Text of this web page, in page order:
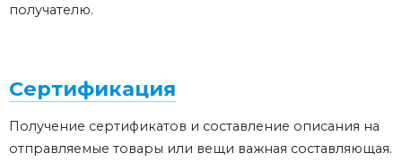
получателю.
Сертификация
Получение сертификатов и составление описания на
отправляемые товары или вещи важная составляющая.